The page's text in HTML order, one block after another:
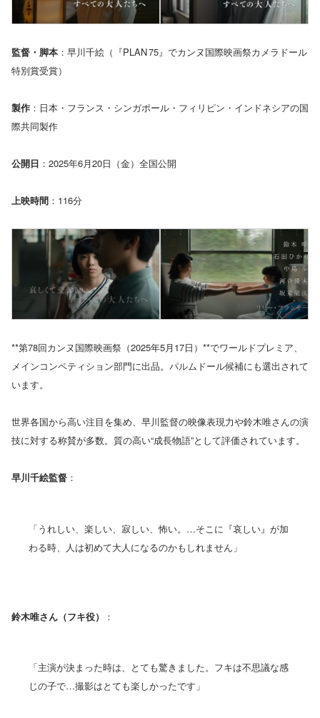
監督・脚本 ：早川千絵（『PLAN 75』でカンヌ国際映画祭カメラドール
特別賞受賞）
製作 ：日本・フランス・シンガポール・フィリピン・インドネシアの国
際共同製作
公開日 ：2025年6月20日（金）全国公開
上映時間 ：116分
**第78回カンヌ国際映画祭（2025年5月17日）**でワールドプレミア、
メインコンペティション部門に出品。パルムドール候補にも選出されて
います。
世界各国から高い注目を集め、早川監督の映像表現力や鈴木唯さんの演
技に対する称賛が多数。質の高い“成長物語”として評価されています。
早川千絵監督 ：
「うれしい、楽しい、寂しい、怖い。…そこに『哀しい』が加
わる時、人は初めて大人になるのかもしれません」
鈴木唯さん（フキ役） ：
「主演が決まった時は、とても驚きました。フキは不思議な感
じの子で…撮影はとても楽しかったです」